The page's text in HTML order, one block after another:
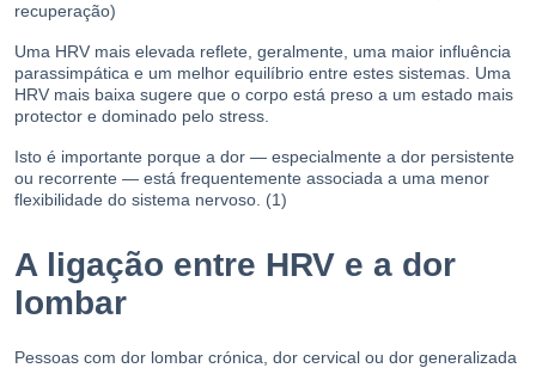
recuperação)
Uma HRV mais elevada reflete, geralmente, uma maior influência
parassimpática e um melhor equilíbrio entre estes sistemas. Uma
HRV mais baixa sugere que o corpo está preso a um estado mais
protector e dominado pelo stress.
Isto é importante porque a dor — especialmente a dor persistente
ou recorrente — está frequentemente associada a uma menor
flexibilidade do sistema nervoso. (1)
A ligação entre HRV e a dor
lombar
Pessoas com dor lombar crónica, dor cervical ou dor generalizada